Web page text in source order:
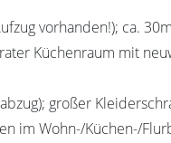
vorhanden!); ca.
Küchenraum mit
großer
im Wohn-/Küchen-/